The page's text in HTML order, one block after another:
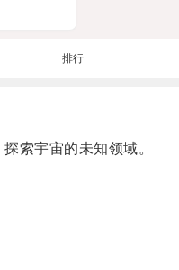
排行
索宇宙的未知领域。